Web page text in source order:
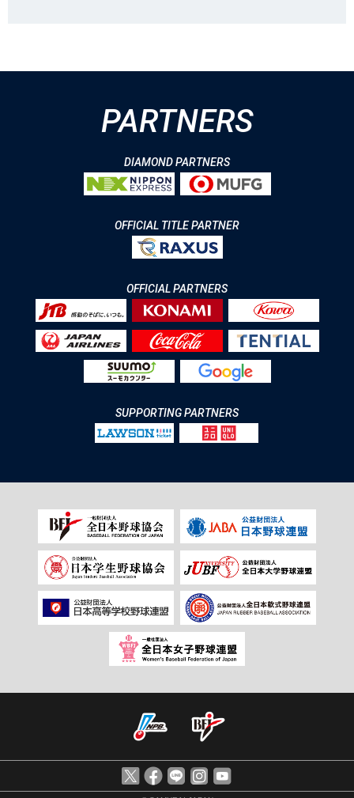
PARTNERS
DIAMOND PARTNERS
OFFICIAL TITLE PARTNER
OFFICIAL PARTNERS
SUPPORTING PARTNERS